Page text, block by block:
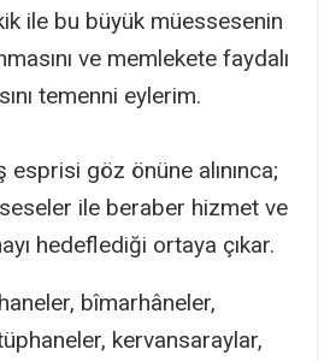
ile bu büyük müessesenin
ve memlekete faydalı
temenni eylerim.
esprisi göz önüne alınınca;
ile beraber hizmet ve
hedeflediği ortaya çıkar.
bîmarhâneler,
kervansaraylar,